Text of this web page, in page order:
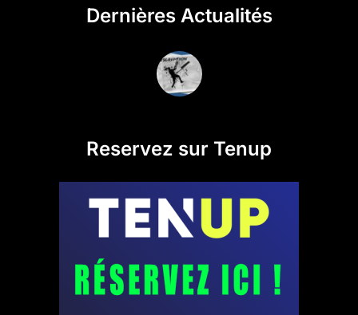
Dernières Actualités
Reservez sur Tenup